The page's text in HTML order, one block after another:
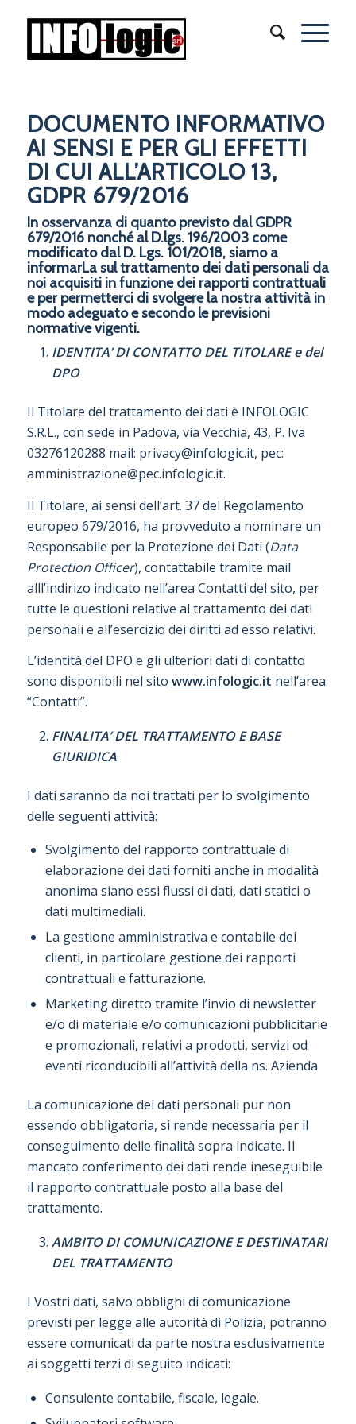
DOCUMENTO INFORMATIVO
AI SENSI E PER GLI EFFETTI
DI CUI ALL’ARTICOLO 13,
GDPR 679/2016
In osservanza di quanto previsto dal GDPR
679/2016 nonché al D.lgs. 196/2003 come
modificato dal D. Lgs. 101/2018, siamo a
informarLa sul trattamento dei dati personali da
noi acquisiti in funzione dei rapporti contrattuali
e per permetterci di svolgere la nostra attività in
modo adeguato e secondo le previsioni
normative vigenti.
IDENTITA’ DI CONTATTO DEL TITOLARE e del
DPO
Il Titolare del trattamento dei dati è INFOLOGIC
S.R.L., con sede in Padova, via Vecchia, 43, P. Iva
03276120288 mail: privacy@infologic.it, pec:
amministrazione@pec.infologic.it.
Il Titolare, ai sensi dell’art. 37 del Regolamento
europeo 679/2016, ha provveduto a nominare un
Responsabile per la Protezione dei Dati (Data
Protection Officer), contattabile tramite mail
alll’indirizo indicato nell’area Contatti del sito, per
tutte le questioni relative al trattamento dei dati
personali e all’esercizio dei diritti ad esso relativi.
L’identità del DPO e gli ulteriori dati di contatto
sono disponibili nel sito www.infologic.it nell’area
“Contatti”.
FINALITA’ DEL TRATTAMENTO E BASE
GIURIDICA
I dati saranno da noi trattati per lo svolgimento
delle seguenti attività:
Svolgimento del rapporto contrattuale di
elaborazione dei dati forniti anche in modalità
anonima siano essi flussi di dati, dati statici o
dati multimediali.
La gestione amministrativa e contabile dei
clienti, in particolare gestione dei rapporti
contrattuali e fatturazione.
Marketing diretto tramite l’invio di newsletter
e/o di materiale e/o comunicazioni pubblicitarie
e promozionali, relativi a prodotti, servizi od
eventi riconducibili all’attività della ns. Azienda
La comunicazione dei dati personali pur non
essendo obbligatoria, si rende necessaria per il
conseguimento delle finalità sopra indicate. Il
mancato conferimento dei dati rende ineseguibile
il rapporto contrattuale posto alla base del
trattamento.
AMBITO DI COMUNICAZIONE E DESTINATARI
DEL TRATTAMENTO
I Vostri dati, salvo obblighi di comunicazione
previsti per legge alle autorità di Polizia, potranno
essere comunicati da parte nostra esclusivamente
ai soggetti terzi di seguito indicati:
Consulente contabile, fiscale, legale.